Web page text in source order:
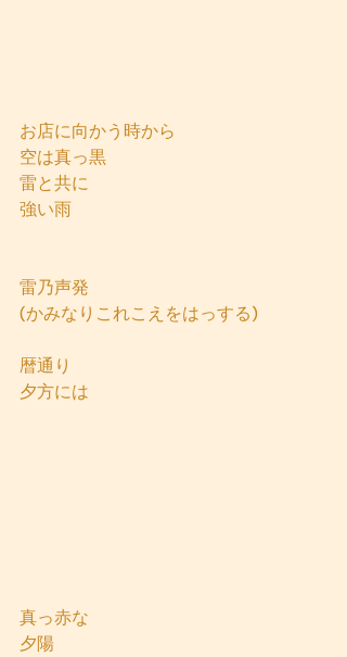
お店に向かう時から
空は真っ黒
雷と共に
強い雨
雷乃声発
(かみなりこれこえをはっする)
暦通り
夕方には
真っ赤な
夕陽